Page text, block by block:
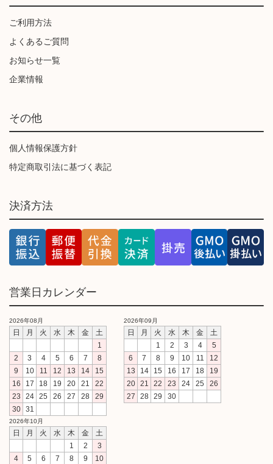
ご利用方法
よくあるご質問
お知らせ一覧
企業情報
その他
個人情報保護方針
特定商取引法に基づく表記
決済方法
営業日カレンダー
2026年08月
日 月 火 水 木 金
土
1
2
3 4 5 6 7
8
9
10 11 12 13 14
15
16
17 18 19 20 21
22
23
24 25 26 27 28
29
30
31
2026年09月
日 月 火 水 木 金
土
1
2 3 4
5
6
7 8 9 10 11
12
13
14 15 16 17 18
19
20
21 22 23 24 25
26
27
28 29 30
2026年10月
日 月 火 水 木 金
土
1
2
3
4
5 6 7 8 9 10